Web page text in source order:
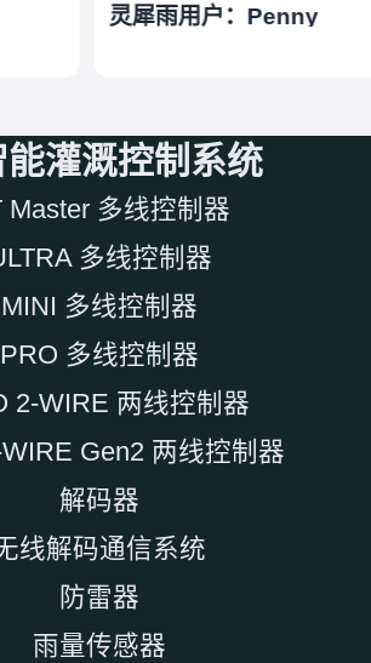
灵犀雨用户：Penny
灌溉控制系统
Master 多线控制器
多线控制器
MINI 多线控制器
PRO 多线控制器
2-WIRE 两线控制器
Gen2 两线控制器
解码器
线解码通信系统
防雷器
雨量传感器